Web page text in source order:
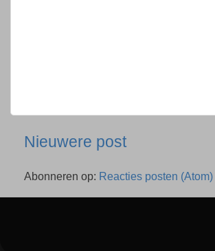
Nieuwere post
Abonneren op: Reacties posten (Atom)